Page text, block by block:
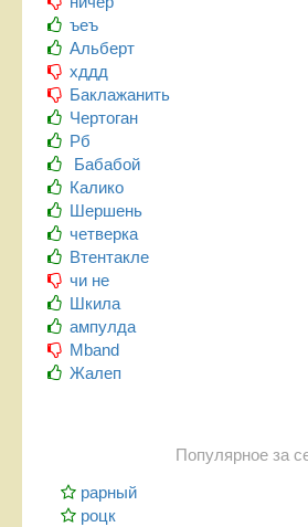
ъеъ
Альберт
хддд
Баклажанить
Чертоган
Рб
Бабабой
Калико
Шершень
четверка
Втентакле
чи не
Шкила
ампулда
Mband
Жалеп
Популярное за
рарный
роцк